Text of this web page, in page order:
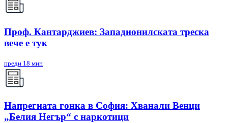
Проф. Кантарджиев: Западнонилската треска
вече е тук
преди 18 мин
Напрегната гонка в София: Хванали Венци
„Белия Негър“ с наркотици